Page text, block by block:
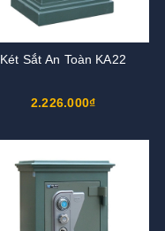
Két Sắt An Toàn KA22
2.226.000₫